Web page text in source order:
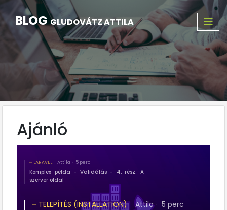
BLOGGLUDOVÁTZ ATTILA
Ajánló
LARAVEL Attila 5 perc
Komplex példa - Validálás - 4. rész: A
szerver oldal
TELEPÍTÉS (INSTALLATION) Attila 5 perc